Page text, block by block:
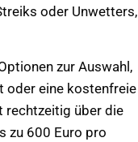
oder Unwetters,
zur Auswahl,
oder eine kostenfreie
rechtzeitig über die
zu 600 Euro pro